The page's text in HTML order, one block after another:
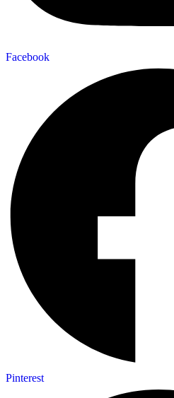
Facebook
Pinterest